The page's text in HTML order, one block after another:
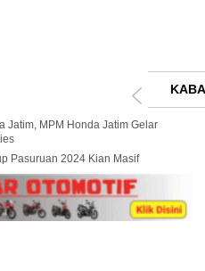
Jatim, MPM Honda Jatim Gelar
Pasuruan 2024 Kian Masif